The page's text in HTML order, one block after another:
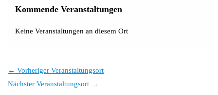
Kommende Veranstaltungen
Keine Veranstaltungen an diesem Ort
← Vorheriger Veranstaltungsort
Nächster Veranstaltungsort →